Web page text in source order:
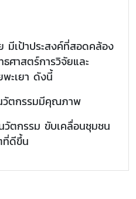
ป้าประสงค์ที่สอดคล้อง
ศาสตร์การวิจัยและ
ะเยา ดังนี้
กรรมมีคุณภาพ
กรรม ขับเคลื่อนชุมชน
ดีขึ้น